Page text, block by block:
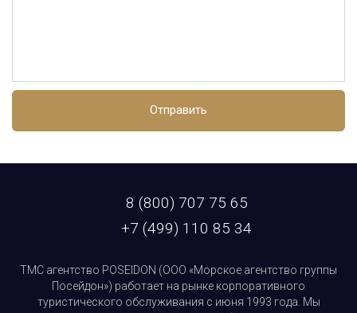
Отправить
8 (800) 707 75 65
+7 (499) 110 85 34
ТМС агентство POSEIDON (ООО «Морское агентство группы
Посейдон») работает на рынке корпоративного
туристического обслуживания с июня 1993 года. Мы